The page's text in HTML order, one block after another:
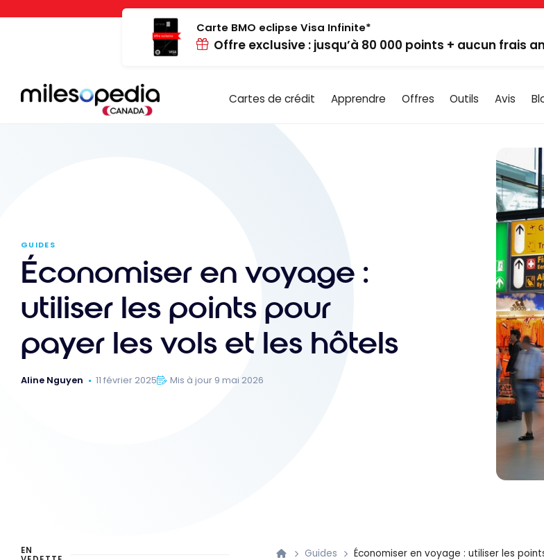
Panneau de gestion des cookies
Carte BMO eclipse Visa Infinite*
Offre exclusive : jusqu’à 80 000 points + aucun frais
Cartes de crédit Apprendre Offres Outils Avis
GUIDES
Économiser en voyage :
utiliser les points pour
payer les vols et les hôtels
Aline Nguyen 11 février 2025 Mis à jour 9 mai 2026
Guides Économiser en voyage : utiliser les
EN